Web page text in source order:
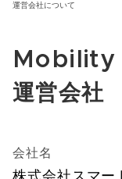
運営会社
会社名